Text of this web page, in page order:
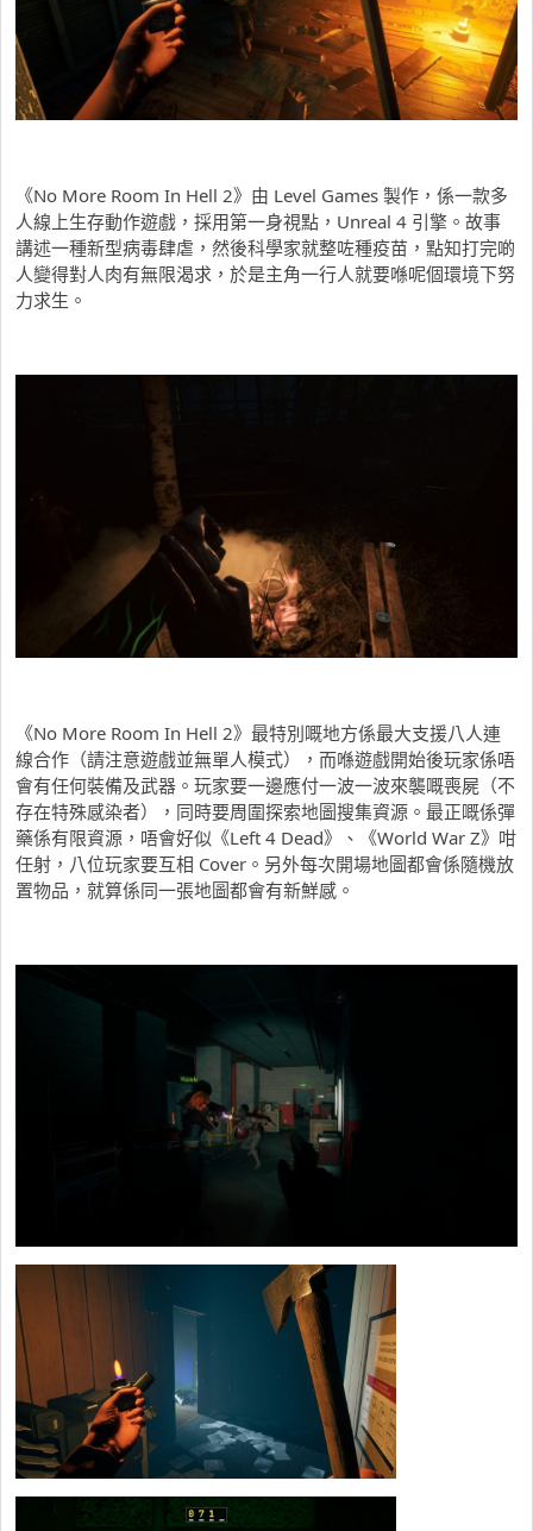
《No More Room In Hell 2》由 Level Games 製作，係一款多
人線上生存動作遊戲，採用第一身視點，Unreal 4 引擎。故事
講述一種新型病毒肆虐，然後科學家就整咗種疫苗，點知打完啲
人變得對人肉有無限渴求，於是主角一行人就要喺呢個環境下努
力求生。
《No More Room In Hell 2》最特別嘅地方係最大支援八人連
線合作（請注意遊戲並無單人模式），而喺遊戲開始後玩家係唔
會有任何裝備及武器。玩家要一邊應付一波一波來襲嘅喪屍（不
存在特殊感染者），同時要周圍探索地圖搜集資源。最正嘅係彈
藥係有限資源，唔會好似《Left 4 Dead》、《World War Z》咁
任射，八位玩家要互相 Cover。另外每次開場地圖都會係隨機放
置物品，就算係同一張地圖都會有新鮮感。